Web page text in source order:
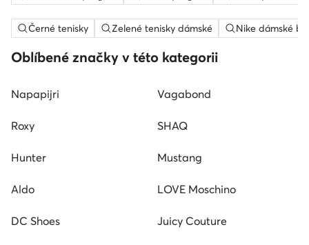
Černé tenisky Zelené tenisky dámské Nike dámské
Oblíbené značky v této kategorii
Napapijri Vagabond
Roxy SHAQ
Hunter Mustang
Aldo LOVE Moschino
DC Shoes Juicy Couture